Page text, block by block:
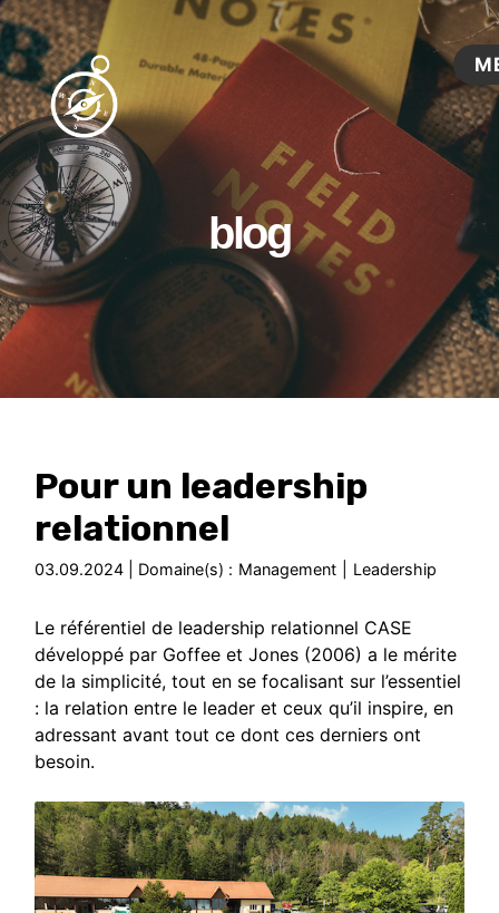
blog
Pour un leadership
relationnel
03.09.2024 | Domaine(s) : Management Leadership
Le référentiel de leadership relationnel CASE
développé par Goffee et Jones (2006) a le mérite
de la simplicité, tout en se focalisant sur l’essentiel
: la relation entre le leader et ceux qu’il inspire, en
adressant avant tout ce dont ces derniers ont
besoin.